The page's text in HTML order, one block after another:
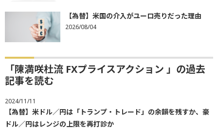
【為替】米国の介入がユーロ売りだった理由
2026/08/04
「陳満咲杜流 FXプライスアクション 」の過去
記事を読む
2024/11/11
【為替】米ドル／円は「トランプ・トレード」の余韻を残すか、豪
ドル／円はレンジの上限を再打診か